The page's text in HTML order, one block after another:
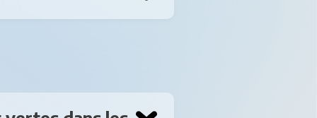
et votre nom.